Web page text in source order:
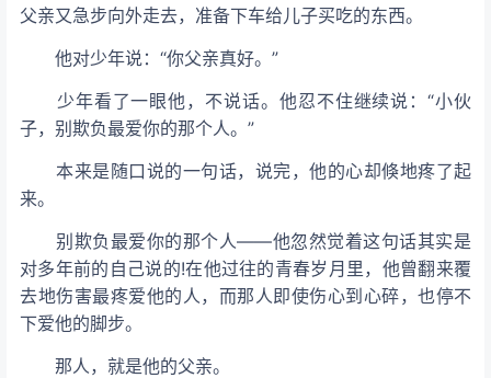
父亲又急步向外走去，准备下车给儿子买吃的东西。
他对少年说：“你父亲真好。”
少年看了一眼他，不说话。他忍不住继续说：“小伙
子，别欺负最爱你的那个人。”
本来是随口说的一句话，说完，他的心却倏地疼了起
来。
别欺负最爱你的那个人——他忽然觉着这句话其实是
对多年前的自己说的!在他过往的青春岁月里，他曾翻来覆
去地伤害最疼爱他的人，而那人即使伤心到心碎，也停不
下爱他的脚步。
那人，就是他的父亲。